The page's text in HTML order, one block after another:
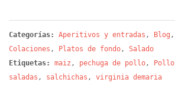
Categorías: Aperitivos y entradas , Blog ,
Colaciones , Platos de fondo , Salado
Etiquetas:
maiz , pechuga de pollo , Pollo
saladas , salchichas , virginia demaria